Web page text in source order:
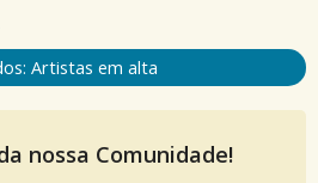
Artistas em alta
nossa Comunidade!